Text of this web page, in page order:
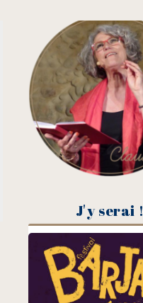
J'y serai !